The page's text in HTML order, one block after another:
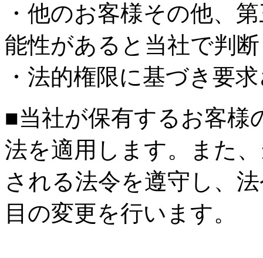
・他のお客様その他、
能性があると当社で判
・法的権限に基づき要
■当社が保有するお客様
法を適用します。また
される法令を遵守し、
目の変更を行います。